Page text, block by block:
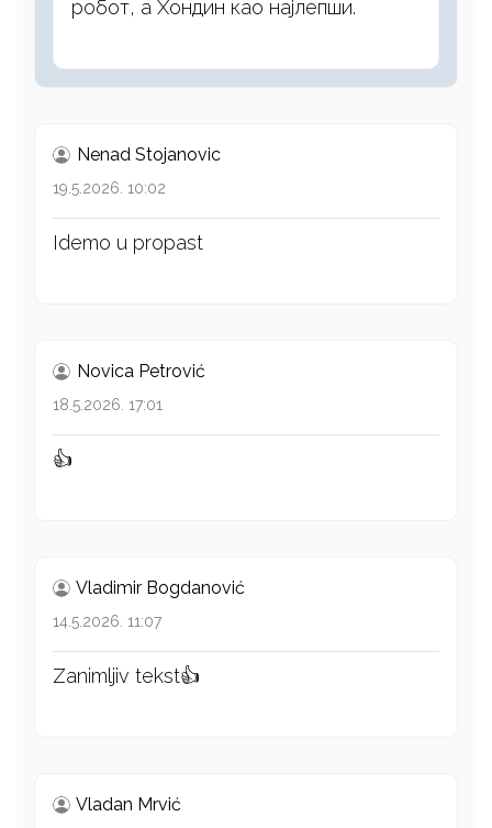
робот, а Хондин као најлепши.
Nenad Stojanovic
19.5.2026. 10:02
Idemo u propast
Novica Petrović
18.5.2026. 17:01
👍
Vladimir Bogdanović
14.5.2026. 11:07
Zanimljiv tekst👍
Vladan Mrvić